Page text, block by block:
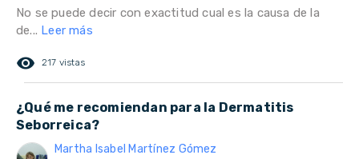
No se puede decir con exactitud cual es la causa de la
de... Leer más
remove_red_eye 217 vistas
¿Qué me recomiendan para la Dermatitis
Seborreica?
Martha Isabel Martínez Gómez